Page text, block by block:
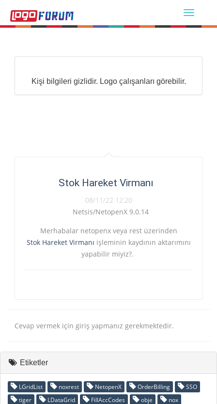
Kişi bilgileri gizlidir. Logo çalışanları görebilir.
Stok Hareket Virmanı
08/11/22 12:20
Netsis/NetopenX 9.0.14
Merhabalar netopenx veya rest üzerinden
Stok Hareket Virmanı işleminin kaydının aktarımını
yapabilir miyiz?.
Cevap vermek için giriş yapmanız gerekmektedir.
Etiketler
LGridList noxrest NetopenX OrderBilling
SSO
tiger
LDataGrid FillAccCodes obje
nox